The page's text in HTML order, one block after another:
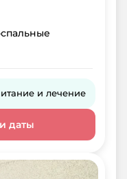
и лечение
даты